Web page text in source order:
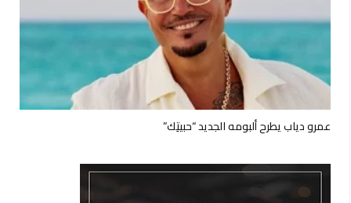
عمرو دياب يطرح ألبومه الجديد “حبيتِك”